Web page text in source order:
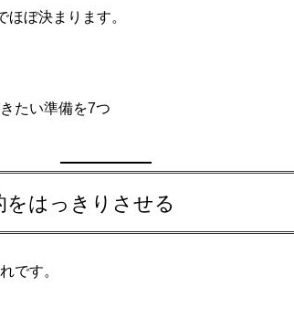
ほぼ決まります。
たい準備を7つ
はっきりさせる
です。